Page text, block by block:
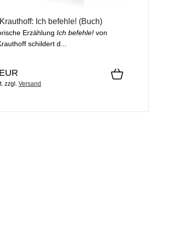
Ich befehle! (Buch)
Erzählung Ich befehle! von
schildert d...
zzgl. Versand